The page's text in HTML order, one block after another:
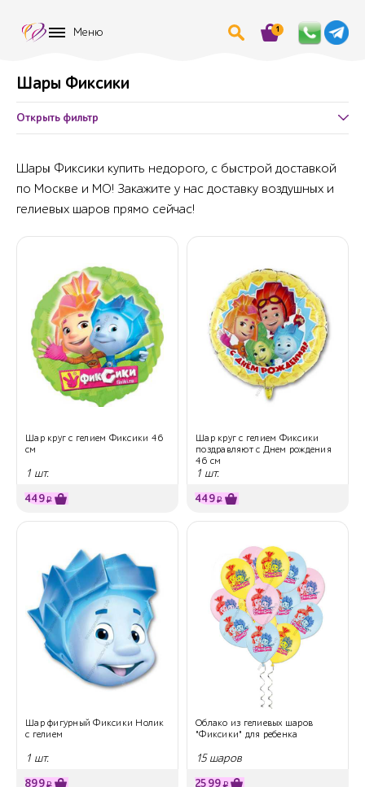
Меню 1
Шары Фиксики
Открыть фильтр
Шары Фиксики купить недорого, с быстрой доставкой
по Москве и МО! Закажите у нас доставку воздушных и
гелиевых шаров прямо сейчас!
Шар круг с гелием Фиксики 46
см
1 шт.
449₽
Шар круг с гелием Фиксики
поздравляют с Днем рождения
46 см
1 шт.
449₽
Шар фигурный Фиксики Нолик
с гелием
1 шт.
899₽
Облако из гелиевых шаров
"Фиксики" для ребенка
15 шаров
2599₽